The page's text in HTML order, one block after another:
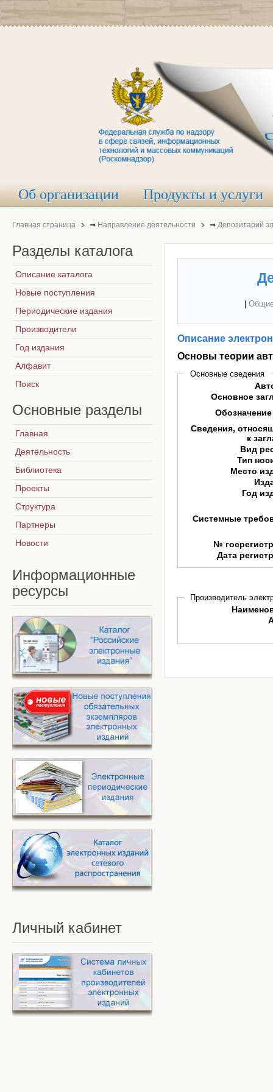
Об организации Продукты и услуги
Главная страница ⇒ Направление деятельности ⇒ Депозитарий
Описание
Основы теории
Основные сведения
Основное
Сведения,
к
Вид
Тип
Место
Год
Системные
№
Дата
Производитель
Разделы каталога
Описание каталога
Новые поступления
Периодические издания
Производители
Год издания
Алфавит
Поиск
Основные разделы
Главная
Деятельность
Библиотека
Проекты
Структура
Партнеры
Новости
Информационные
ресурсы
Личный кабинет